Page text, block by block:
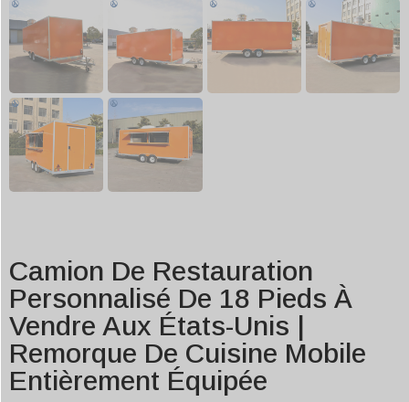
Camion De Restauration
Personnalisé De 18 Pieds À
Vendre Aux États-Unis |
Remorque De Cuisine Mobile
Entièrement Équipée